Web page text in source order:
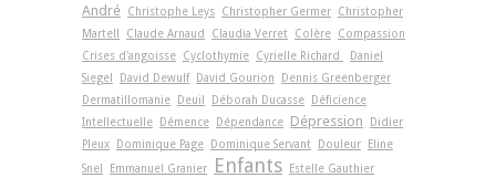
André Christophe Leys Christopher Germer Christopher
Martell
Claude Arnaud Claudia Verret Colère Compassion
Crises d'angoisse Cyclothymie Cyrielle Richard
Daniel
Siegel
David Dewulf David Gourion
Dennis Greenberger
Dermatillomanie Deuil Déborah Ducasse Déficience
Intellectuelle Démence Dépendance Dépression
Didier
Pleux Dominique Page Dominique Servant Douleur Eline
Snel
Emmanuel Granier Enfants Estelle Gauthier